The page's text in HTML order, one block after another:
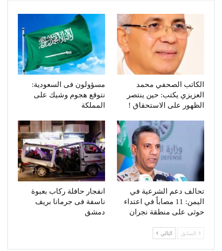
الكاتب الصحفي محمد
العزيزي يكتب: حين ينتصر
الظهور على الاستحقاق !
مسؤولون فى السعودية:
نتوقع هجوم وشيك على
المملكة
تحالف دعم الشرعية في
اليمن: 11 مصاباً في اعتداء
حوثى على منطقة نجران
انفجار حافلة ركاب بعبوة
ناسفة فى جرمانا بريف
دمشق
السابق التالي